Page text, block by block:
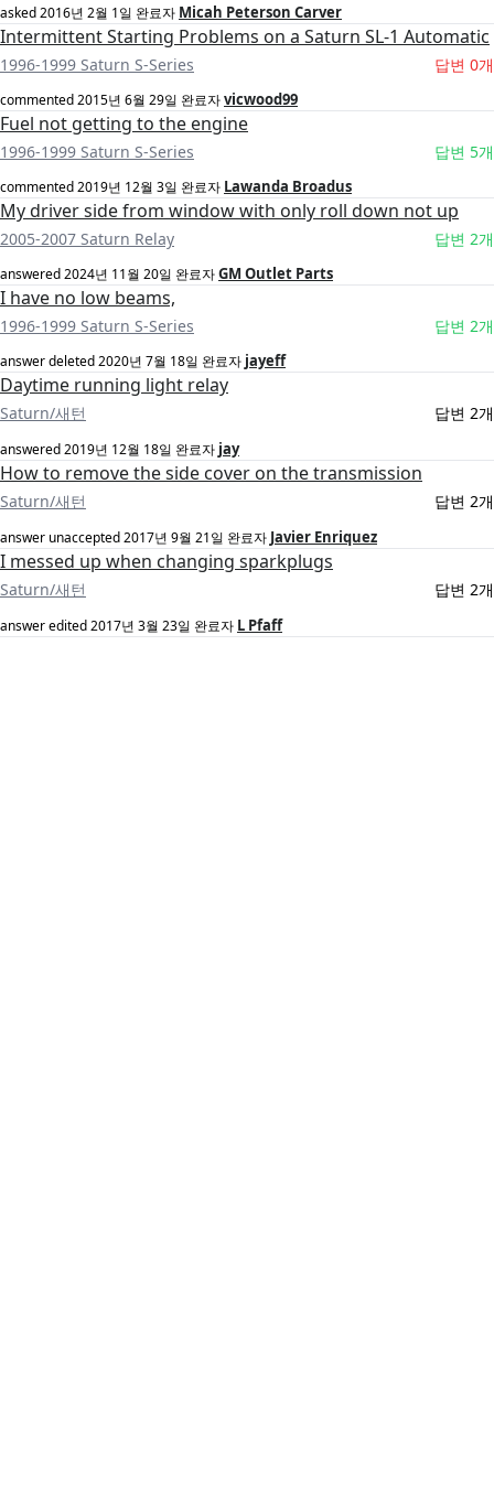
asked2016년 2월 1일 완료자 Micah Peterson Carver
Intermittent Starting Problems on a Saturn SL-1 Automatic
1996-1999 Saturn S-Series 답변 0개
commented2015년 6월 29일 완료자vicwood99
Fuel not getting to the engine
1996-1999 Saturn S-Series 답변 5개
commented2019년 12월 3일 완료자 Lawanda Broadus
My driver side from window with only roll down not up
2005-2007 Saturn Relay 답변 2개
answered2024년 11월 20일 완료자GM Outlet Parts
I have no low beams,
1996-1999 Saturn S-Series 답변 2개
answer deleted2020년 7월 18일 완료자 jayeff
Daytime running light relay
Saturn/새턴 답변 2개
answered2019년 12월 18일 완료자 jay
How to remove the side cover on the transmission
Saturn/새턴 답변 2개
answer unaccepted2017년 9월 21일 완료자 Javier Enriquez
I messed up when changing sparkplugs
Saturn/새턴 답변 2개
answer edited2017년 3월 23일 완료자 L Pfaff